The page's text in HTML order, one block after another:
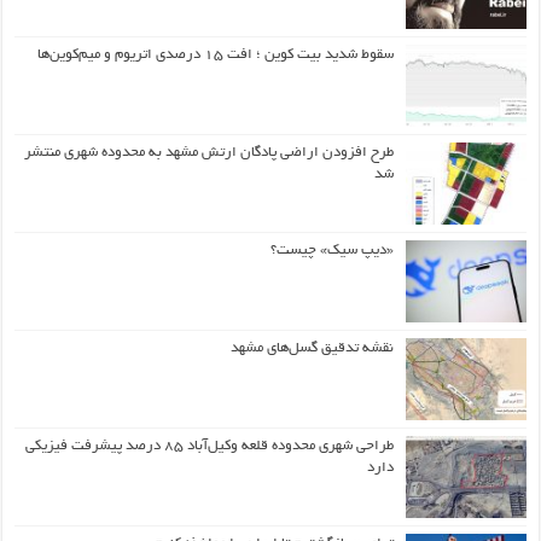
سقوط شدید بیت کوین ؛ افت ۱۵ درصدی اتریوم و میم‌کوین‌ها
طرح افزودن اراضی پادگان ارتش مشهد به محدوده شهری منتشر
شد
«دیپ سیک» چیست؟
نقشه تدقیق گسل‌های مشهد
طراحی شهری محدوده قلعه وکیل‌آباد ۸۵ درصد پیشرفت فیزیکی
دارد